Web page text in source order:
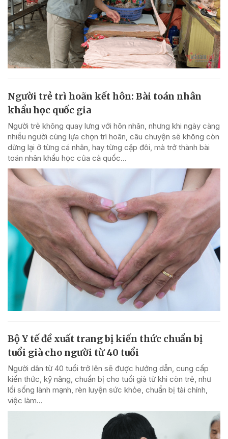
Người trẻ trì hoãn kết hôn: Bài toán nhân
khẩu học quốc gia
Người trẻ không quay lưng với hôn nhân, nhưng khi ngày càng
nhiều người cùng lựa chọn trì hoãn, câu chuyện sẽ không còn
dừng lại ở từng cá nhân, hay từng cặp đôi, mà trở thành bài
toán nhân khẩu học của cả quốc...
Bộ Y tế đề xuất trang bị kiến thức chuẩn bị
tuổi già cho người từ 40 tuổi
Người dân từ 40 tuổi trở lên sẽ được hướng dẫn, cung cấp
kiến thức, kỹ năng, chuẩn bị cho tuổi già từ khi còn trẻ, như
lối sống lành mạnh, rèn luyện sức khỏe, chuẩn bị tài chính,
việc làm...